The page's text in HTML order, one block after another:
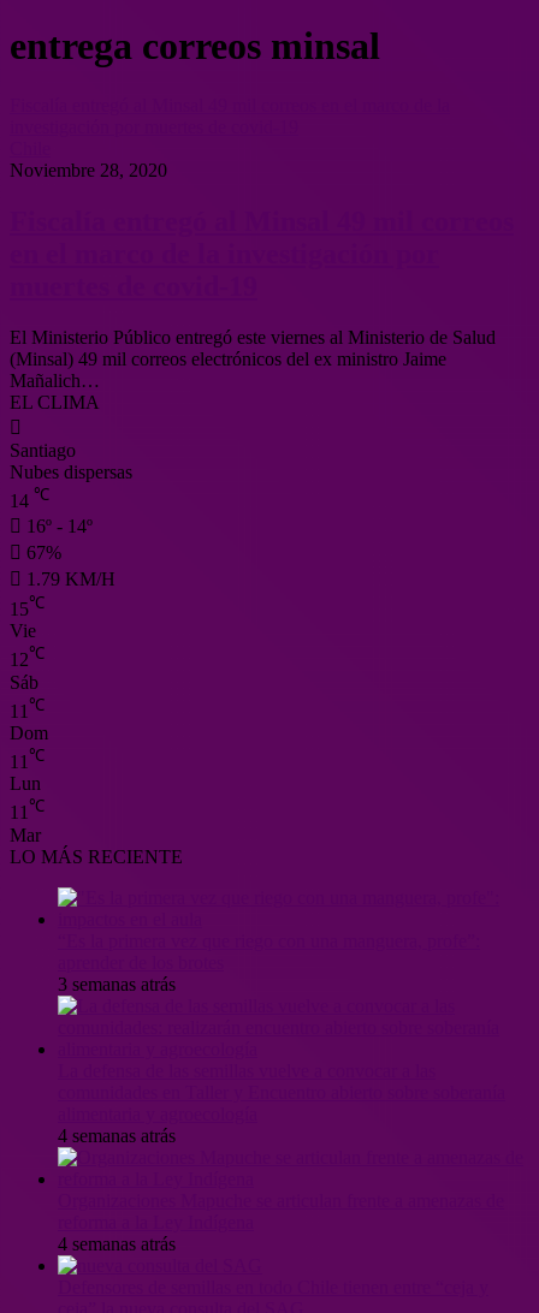
entrega correos minsal
Noviembre 28, 2020
El Ministerio Público entregó este viernes al Ministerio de Salud
(Minsal) 49 mil correos electrónicos del ex ministro Jaime
Mañalich…
EL CLIMA
Santiago
Nubes dispersas
14 ℃
16º - 14º
67%
1.79 KM/H
15℃
Vie
12℃
Sáb
11 ℃
Dom
11 ℃
Lun
11℃
Mar
LO MÁS RECIENTE
3 semanas atrás
4 semanas atrás
4 semanas atrás